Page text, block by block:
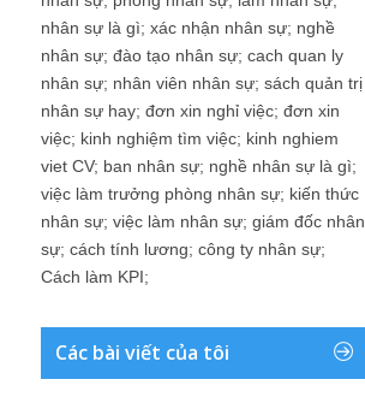
nhân sự là gì; xác nhận nhân sự; nghề
nhân sự; đào tạo nhân sự; cach quan ly
nhân sự; nhân viên nhân sự; sách quản trị
nhân sự hay; đơn xin nghỉ việc; đơn xin
việc; kinh nghiệm tìm việc; kinh nghiem
viet CV; ban nhân sự; nghề nhân sự là gì;
việc làm trưởng phòng nhân sự; kiến thức
nhân sự; việc làm nhân sự; giám đốc nhân
sự; cách tính lương; công ty nhân sự;
Cách làm KPI;
Các bài viết của tôi